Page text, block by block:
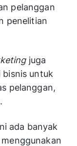
pelanggan
penelitian
juga
bisnis untuk
pelanggan,
ada banyak